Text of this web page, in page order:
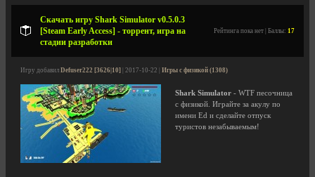
Скачать игру Shark Simulator v0.5.0.3
[Steam Early Access] - торрент, игра на
стадии разработки
Рейтинга пока нет | Баллы: 17
Игру добавил Defuser222 [3626|10] | 2017-10-22 | Игры с физикой (1308)
Shark Simulator - WTF песочница
с физикой. Играйте за акулу по
имени Ed и сделайте отпуск
туристов незабываемым!